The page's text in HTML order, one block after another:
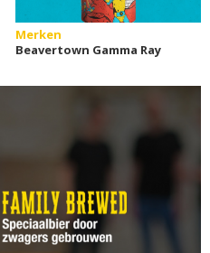
Merken
Beavertown Gamma Ray